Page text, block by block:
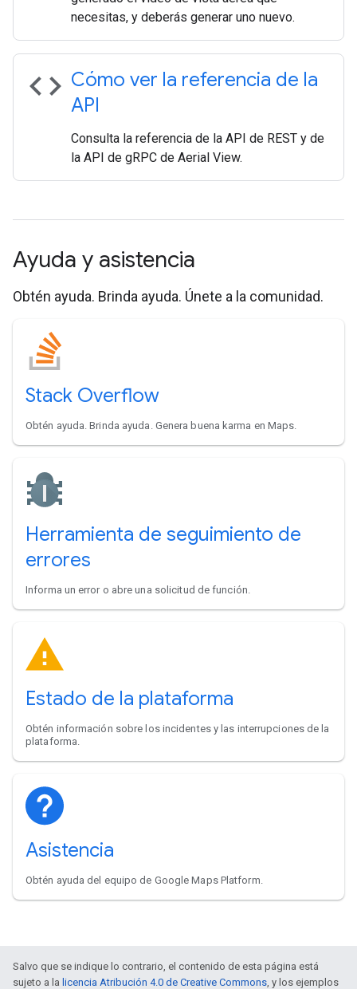
necesitas, y deberás generar uno nuevo.
code Cómo ver la referencia de la
API
Consulta la referencia de la API de REST y de
la API de gRPC de Aerial View.
Ayuda y asistencia
Obtén ayuda. Brinda ayuda. Únete a la comunidad.
Stack Overflow
Obtén ayuda. Brinda ayuda. Genera buena karma en Maps.
Herramienta de seguimiento de
errores
Informa un error o abre una solicitud de función.
Estado de la plataforma
Obtén información sobre los incidentes y las interrupciones de la
plataforma.
Asistencia
Obtén ayuda del equipo de Google Maps Platform.
Salvo que se indique lo contrario, el contenido de esta página está
sujeto a la licencia Atribución 4.0 de Creative Commons, y los ejemplos